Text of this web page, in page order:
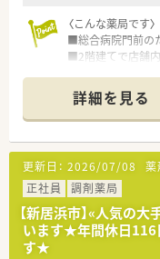
〈こんな薬局です〉
■総合病院門前の
■2階建てで店舗
〈業務内容〉
■総合科目応需し
■処方箋枚数は30
■薬剤師常時2名
■在宅業務は年間
す。
〈法人概要〉
■医療（薬局経営
詳細を見る
更新日： 2026/07/08 薬
正社員
調剤薬局
【新居浜市】«人気の
います★年間休日116
す★